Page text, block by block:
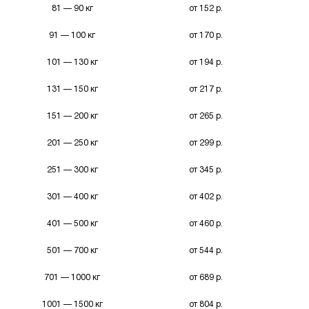
81 — 90 кг от 152 р.
91 — 100 кг от 170 р.
101 — 130 кг от 194 р.
131 — 150 кг от 217 р.
151 — 200 кг от 265 р.
201 — 250 кг от 299 р.
251 — 300 кг от 345 р.
301 — 400 кг от 402 р.
401 — 500 кг от 460 р.
501 — 700 кг от 544 р.
701 — 1000 кг от 689 р.
1001 — 1500 кг от 804 р.